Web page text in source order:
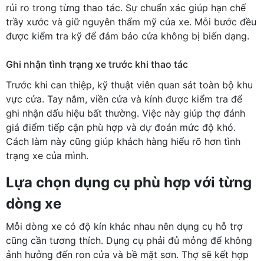
rủi ro trong từng thao tác. Sự chuẩn xác giúp hạn chế
trầy xước và giữ nguyên thẩm mỹ của xe. Mỗi bước đều
được kiểm tra kỹ để đảm bảo cửa không bị biến dạng.
Ghi nhận tình trạng xe trước khi thao tác
Trước khi can thiệp, kỹ thuật viên quan sát toàn bộ khu
vực cửa. Tay nắm, viền cửa và kính được kiểm tra để
ghi nhận dấu hiệu bất thường. Việc này giúp thợ đánh
giá điểm tiếp cận phù hợp và dự đoán mức độ khó.
Cách làm này cũng giúp khách hàng hiểu rõ hơn tình
trạng xe của mình.
Lựa chọn dụng cụ phù hợp với từng
dòng xe
Mỗi dòng xe có độ kín khác nhau nên dụng cụ hỗ trợ
cũng cần tương thích. Dụng cụ phải đủ mỏng để không
ảnh hưởng đến ron cửa và bề mặt sơn. Thợ sẽ kết hợp